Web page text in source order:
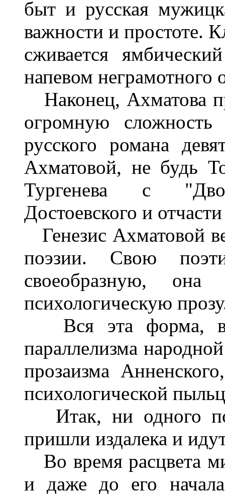
быт и русская
важности и простоте.
сживается
напевом неграмотного
Наконец, Ахматова
огромную сложность
русского романа
Ахматовой, не будь
Тургенева с
Достоевского и
Генезис Ахматовой
поэзии. Свою
своеобразную,
психологическую
Вся эта форма,
параллелизма
прозаизма
психологической
Итак, ни одного
пришли издалека и
Во время расцвета
и даже до его